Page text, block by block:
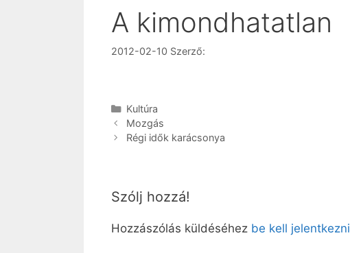
A kimondhatatlan
2012-02-10 Szerző:
Kategória
Kultúra
Mozgás
Régi idők karácsonya
Szólj hozzá!
Hozzászólás küldéséhez be kell jelentkezni